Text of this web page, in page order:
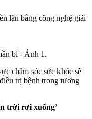
lặn bằng công nghệ giải
chăm sóc sức khỏe sẽ
trị bệnh trong tương
trời rơi xuống’